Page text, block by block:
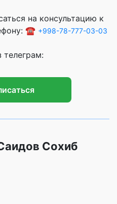
на консультацию к
☎️ +998-78-777-03-03
телеграм:
Сохиб